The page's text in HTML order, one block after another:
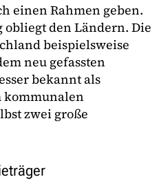
einen Rahmen geben.
obliegt den Ländern. Die
beispielsweise
neu gefassten
bekannt als
kommunalen
zwei große